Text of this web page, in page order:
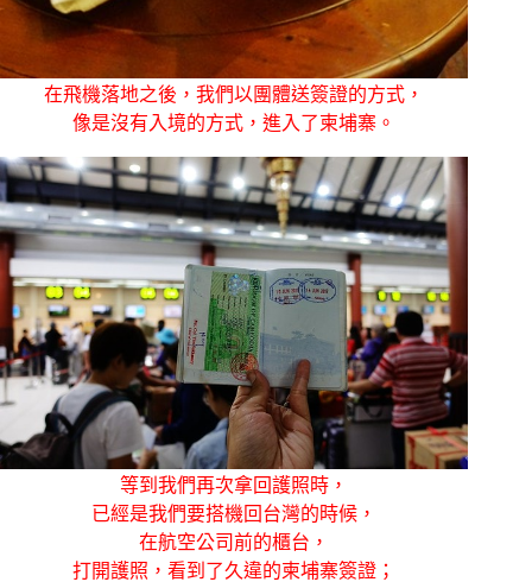
在飛機落地之後，我們以團體送簽證的方式，
像是沒有入境的方式，進入了柬埔寨。
等到我們再次拿回護照時，
已經是我們要搭機回台灣的時候，
在航空公司前的櫃台，
打開護照，看到了久違的柬埔寨簽證；